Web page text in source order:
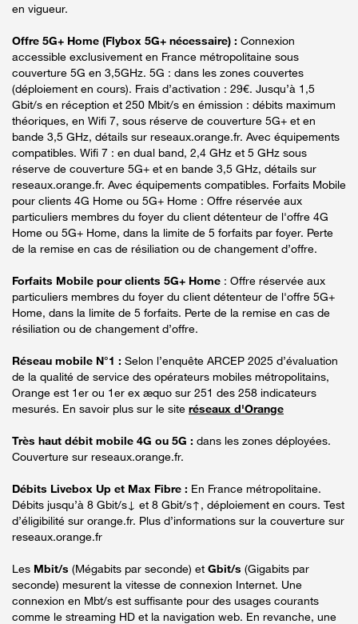
en vigueur.
Offre 5G+ Home (Flybox 5G+ nécessaire) : Connexion
accessible exclusivement en France métropolitaine sous
couverture 5G en 3,5GHz. 5G : dans les zones couvertes
(déploiement en cours). Frais d’activation : 29€. Jusqu’à 1,5
Gbit/s en réception et 250 Mbit/s en émission : débits maximum
théoriques, en Wifi 7, sous réserve de couverture 5G+ et en
bande 3,5 GHz, détails sur reseaux.orange.fr. Avec équipements
compatibles. Wifi 7 : en dual band, 2,4 GHz et 5 GHz sous
réserve de couverture 5G+ et en bande 3,5 GHz, détails sur
reseaux.orange.fr. Avec équipements compatibles. Forfaits Mobile
pour clients 4G Home ou 5G+ Home : Offre réservée aux
particuliers membres du foyer du client détenteur de l'offre 4G
Home ou 5G+ Home, dans la limite de 5 forfaits par foyer. Perte
de la remise en cas de résiliation ou de changement d’offre.
Forfaits Mobile pour clients 5G+ Home : Offre réservée aux
particuliers membres du foyer du client détenteur de l'offre 5G+
Home, dans la limite de 5 forfaits. Perte de la remise en cas de
résiliation ou de changement d’offre.
Réseau mobile N°1 : Selon l’enquête ARCEP 2025 d’évaluation
de la qualité de service des opérateurs mobiles métropolitains,
Orange est 1er ou 1er ex æquo sur 251 des 258 indicateurs
mesurés. En savoir plus sur le site réseaux d'Orange
Très haut débit mobile 4G ou 5G : dans les zones déployées.
Couverture sur reseaux.orange.fr.
Débits Livebox Up et Max Fibre : En France métropolitaine.
Débits jusqu’à 8 Gbit/s↓ et 8 Gbit/s↑, déploiement en cours. Test
d’éligibilité sur orange.fr. Plus d’informations sur la couverture sur
reseaux.orange.fr
Les Mbit/s (Mégabits par seconde) et Gbit/s (Gigabits par
seconde) mesurent la vitesse de connexion Internet. Une
connexion en Mbt/s est suffisante pour des usages courants
comme le streaming HD et la navigation web. En revanche, une